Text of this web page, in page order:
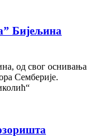
Бијељина
од свог оснивања
Семберије.